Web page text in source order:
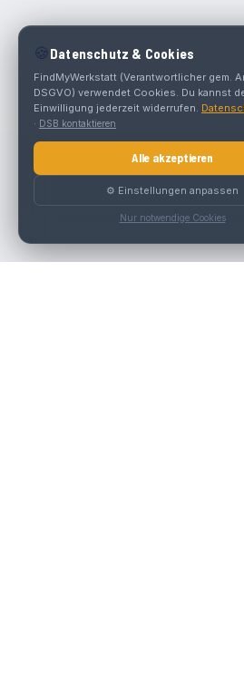
🍪 Datenschutz & Cookies
FindMyWerkstatt (Verantwortlicher gem.
DSGVO) verwendet Cookies. Du kannst
Einwilligung jederzeit widerrufen.
· DSB kontaktieren
Alle akzeptieren
⚙️ Einstellungen anpassen
Nur notwendige Cookies